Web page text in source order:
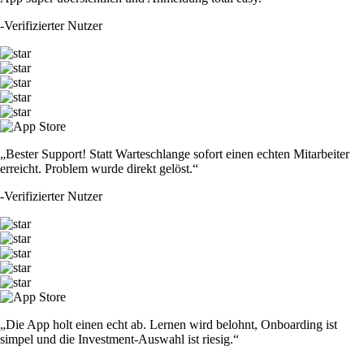
-Verifizierter Nutzer
„Bester Support! Statt Warteschlange sofort einen echten Mitarbeiter
erreicht. Problem wurde direkt gelöst.“
-Verifizierter Nutzer
„Die App holt einen echt ab. Lernen wird belohnt, Onboarding ist
simpel und die Investment-Auswahl ist riesig.“